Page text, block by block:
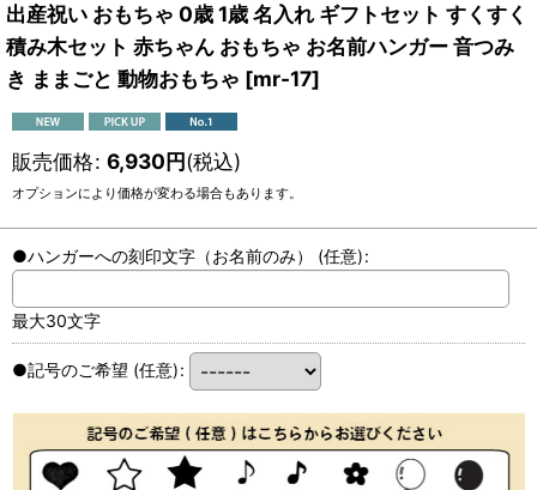
出産祝い おもちゃ 0歳 1歳 名入れ ギフトセット すくすく
積み木セット 赤ちゃん おもちゃ お名前ハンガー 音つみ
き ままごと 動物おもちゃ [mr-17]
販売価格: 6,930円(税込)
オプションにより価格が変わる場合もあります。
●ハンガーへの刻印文字（お名前のみ） (任意):
最大30文字
●記号のご希望 (任意):